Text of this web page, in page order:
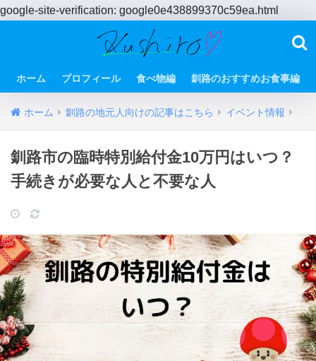
google-site-verification: google0e438899370c59ea.html
ホーム プロフィール 食べ物編 釧路のおすすめお食事編
ホーム 釧路の地元人向けの記事はこちら イベント情報
釧路市の臨時特別給付金10万円はいつ？
手続きが必要な人と不要な人